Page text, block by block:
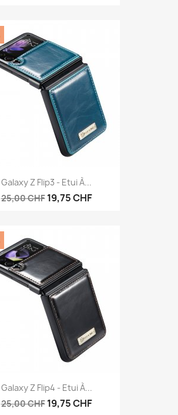
Galaxy Z Flip3 - Etui À...
25,00 CHF 19,75 CHF
Galaxy Z Flip4 - Etui À...
25,00 CHF 19,75 CHF